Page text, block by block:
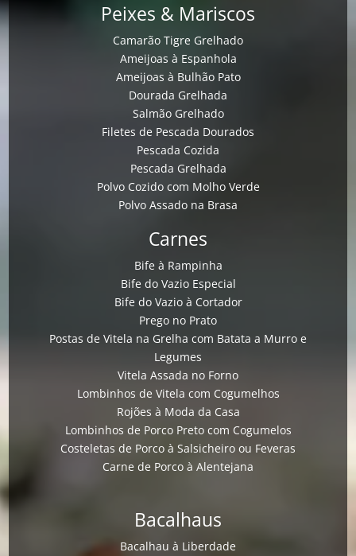
Peixes & Mariscos
Camarão Tigre Grelhado
Ameijoas à Espanhola
Ameijoas à Bulhão Pato
Dourada Grelhada
Salmão Grelhado
Filetes de Pescada Dourados
Pescada Cozida
Pescada Grelhada
Polvo Cozido com Molho Verde
Polvo Assado na Brasa
Carnes
Bife à Rampinha
Bife do Vazio Especial
Bife do Vazio à Cortador
Prego no Prato
Postas de Vitela na Grelha com Batata a Murro e
Legumes
Vitela Assada no Forno
Lombinhos de Vitela com Cogumelhos
Rojões à Moda da Casa
Lombinhos de Porco Preto com Cogumelos
Costeletas de Porco à Salsicheiro ou Feveras
Carne de Porco à Alentejana
Bacalhaus
Bacalhau à Liberdade